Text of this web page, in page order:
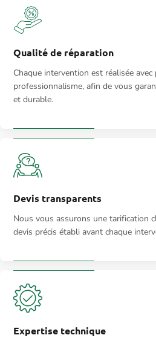
Qualité de réparation
Chaque intervention est réalisée avec
professionnalisme, afin de vous
et durable.
Devis transparents
Nous vous assurons une tarification
devis précis établi avant chaque
Expertise technique